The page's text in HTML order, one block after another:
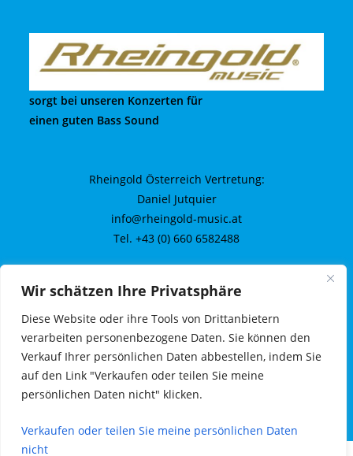
Wir schätzen Ihre Privatsphäre
Diese Website oder ihre Tools von Drittanbietern
verarbeiten personenbezogene Daten. Sie können den
Verkauf Ihrer persönlichen Daten abbestellen, indem Sie
auf den Link "Verkaufen oder teilen Sie meine
persönlichen Daten nicht" klicken.
Verkaufen oder teilen Sie meine persönlichen Daten
nicht
sorgt bei unseren Konzerten für
einen guten Bass Sound
Rheingold Österreich Vertretung:
Daniel Jutquier
info@rheingold-music.at
Tel. +43 (0) 660 6582488
Impressum
Datenschutz